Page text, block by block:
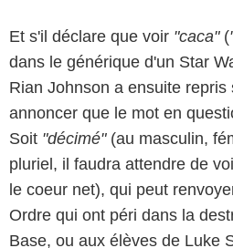
Et s'il déclare que voir "caca"(
dans le générique d'un Star
Rian Johnson a ensuite repris
annoncer que le mot en
Soit "décimé"(au masculin,
pluriel, il faudra attendre de
le coeur net), qui peut
Ordre qui ont péri dans la
Base, ou aux élèves de Luke